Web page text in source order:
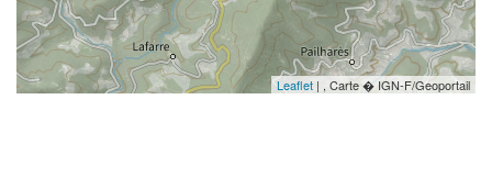
Leaflet | , Carte � IGN-F/Geoportail